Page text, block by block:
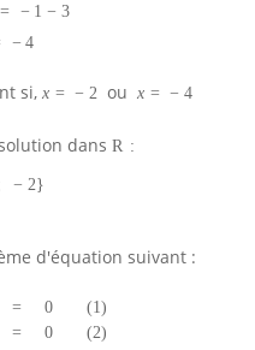
= − 1 − 3
− 4
si,x = − 2 ou x = − 4
dansR :
− 2}
d'équation suivant :
= 0 (1)
= 0 (2)